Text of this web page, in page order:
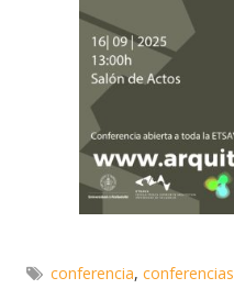
conferencia,conferencias